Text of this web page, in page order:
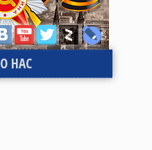
О НАС